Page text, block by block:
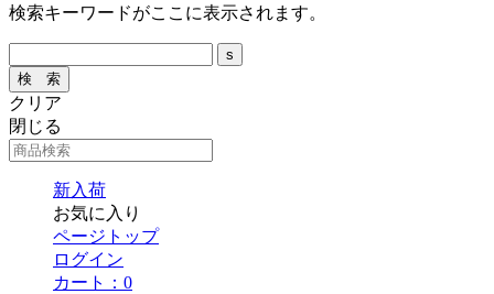
検索キーワードがここに表示されます。
クリア
閉じる
新入荷
お気に入り
ページトップ
ログイン
カート： 0